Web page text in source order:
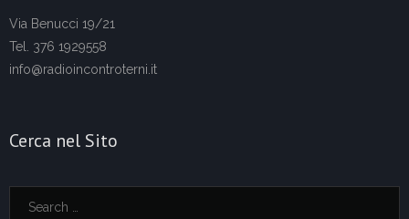
Via Benucci 19/21
Tel. 376 1929558
info@radioincontroterni.it
Cerca nel Sito